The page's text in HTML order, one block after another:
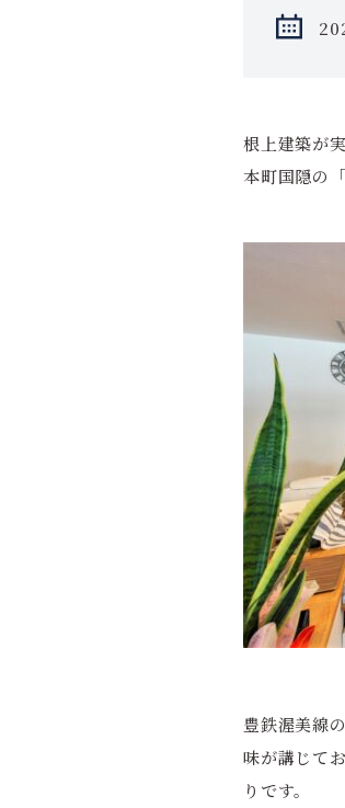
根上建築が
本町国隠の
豊鉄渥美線
味が講じて
りです。